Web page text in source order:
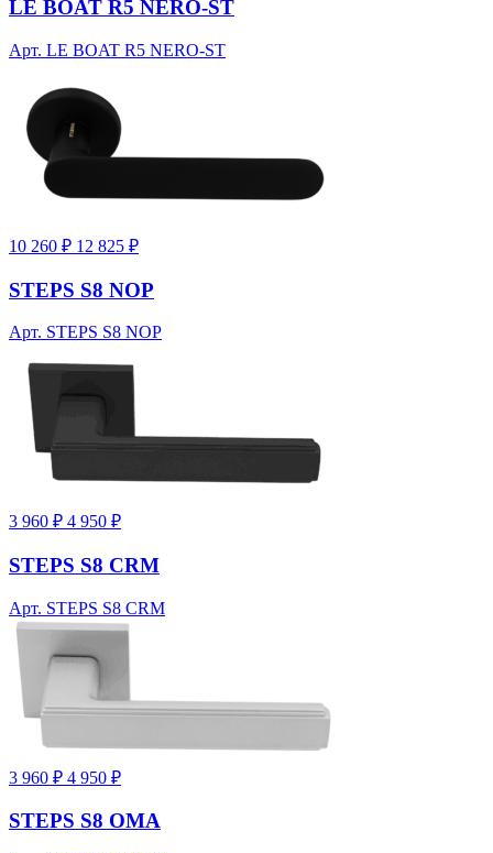
LE BOAT R5 NERO-ST
Арт. LE BOAT R5 NERO-ST
10 260 ₽ 12 825 ₽
STEPS S8 NOP
Арт. STEPS S8 NOP
3 960 ₽ 4 950 ₽
STEPS S8 CRM
Арт. STEPS S8 CRM
3 960 ₽ 4 950 ₽
STEPS S8 OMA